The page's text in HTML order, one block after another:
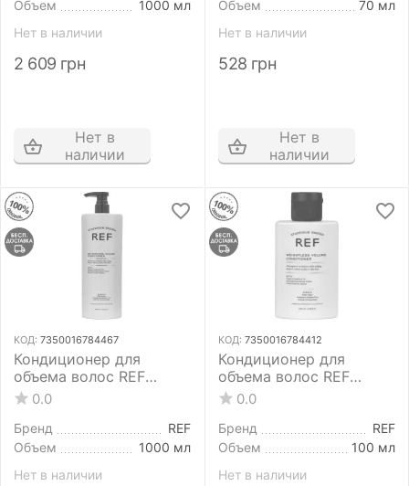
Объем
1000 мл
Нет в наличии
2 609 грн
Нет в
наличии
Объем
70 мл
Нет в наличии
528 грн
Нет в
наличии
КОД: 7350016784467
Кондиционер для
объема волос REF
Weightless Volume
Conditioner 1000 мл
0.0
Бренд
REF
Объем
1000 мл
Нет в наличии
КОД: 7350016784412
Кондиционер для
объема волос REF
Weightless Volume
Conditioner 100 мл
0.0
Бренд
REF
Объем
100 мл
Нет в наличии